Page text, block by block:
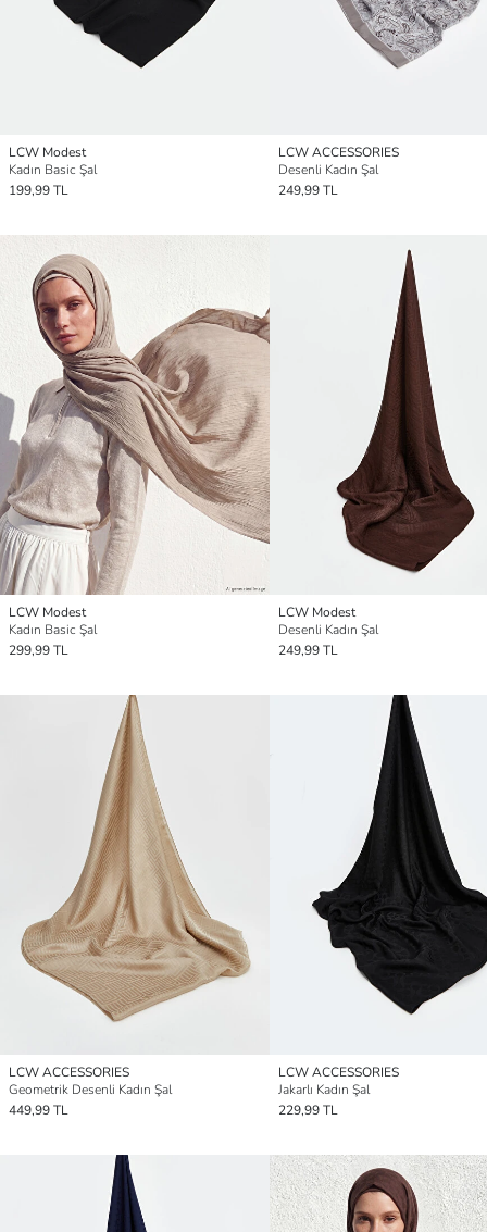
LCW Modest
Kadın Basic Şal
199,99 TL
LCW ACCESSORIES
Desenli Kadın Şal
249,99 TL
LCW Modest
Kadın Basic Şal
299,99 TL
LCW Modest
Desenli Kadın Şal
249,99 TL
LCW ACCESSORIES
Geometrik Desenli Kadın Şal
449,99 TL
LCW ACCESSORIES
Jakarlı Kadın Şal
229,99 TL